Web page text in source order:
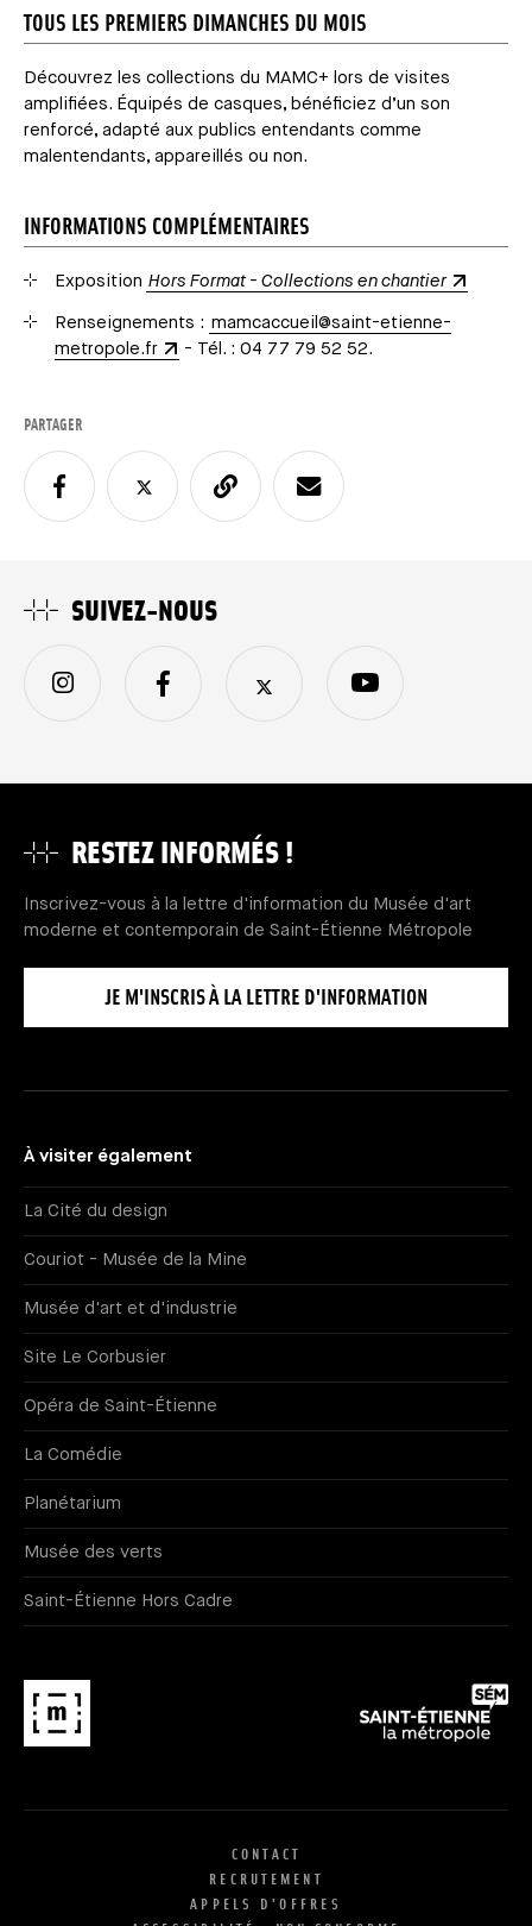
TOUS LES PREMIERS DIMANCHES DU MOIS
Découvrez les collections du MAMC+ lors de visites
amplifiées. Équipés de casques, bénéficiez d’un son
renforcé, adapté aux publics entendants comme
malentendants, appareillés ou non.
INFORMATIONS COMPLÉMENTAIRES
Exposition Hors Format - Collections en chantier
Renseignements : mamcaccueil@saint-etienne-
metropole.fr
- Tél. : 04 77 79 52 52.
PARTAGER
RESTEZ INFORMÉS !
Inscrivez-vous à la lettre d'information du Musée d'art
moderne et contemporain de Saint-Étienne Métropole
JE M'INSCRIS À LA LETTRE D'INFORMATION
À visiter également
La Cité du design
Couriot - Musée de la Mine
Musée d'art et d'industrie
Site Le Corbusier
Opéra de Saint-Étienne
La Comédie
Planétarium
Musée des verts
Saint-Étienne Hors Cadre
SUIVEZ-NOUS
CONTACT
RECRUTEMENT
APPELS D'OFFRES